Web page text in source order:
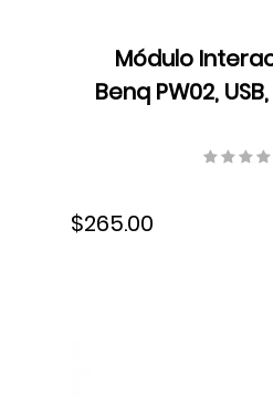
Módulo
Benq PW02,
$265.00